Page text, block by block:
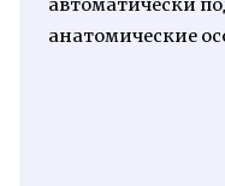
автоматически
анатомические